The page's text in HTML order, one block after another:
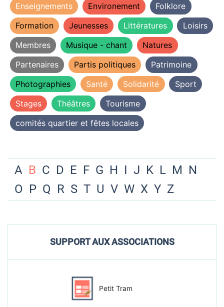
Enseignements
Environement
Folklore
Formation
Jeunesses Littératures
Loisirs
Membres
Musique - chant
Natures
Partenaires
Partis politiques
Patrimoine
Photographies
Santé Solidarité
Sport
Stages
Théâtres
Tourisme
comités quartier et fêtes locales
A B C D E F G H I J K L M N
O P Q R S T U V W X Y Z
SUPPORT AUX ASSOCIATIONS
Petit Tram